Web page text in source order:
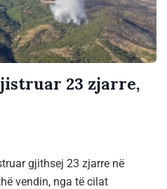
23 zjarre,
gjithsej 23 zjarre në
vendin, nga të cilat